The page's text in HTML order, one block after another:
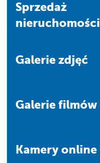
Sprzedaż
nieruchomości
Galerie zdjęć
Galerie filmów
Kamery online